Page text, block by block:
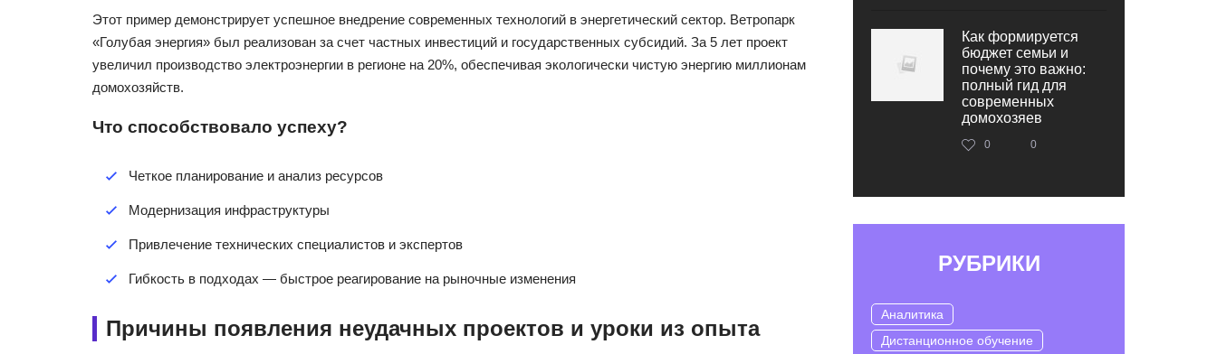
Этот пример демонстрирует успешное внедрение современных технологий в энергетический сектор. Ветропарк
«Голубая энергия» был реализован за счет частных инвестиций и государственных субсидий. За 5 лет проект
увеличил производство электроэнергии в регионе на 20%, обеспечивая экологически чистую энергию миллионам
домохозяйств.
Что способствовало успеху?
Четкое планирование и анализ ресурсов
Модернизация инфраструктуры
Привлечение технических специалистов и экспертов
Гибкость в подходах — быстрое реагирование на рыночные изменения
Причины появления неудачных проектов и уроки из опыта
Как формируется
бюджет семьи и
почему это важно:
полный гид для
современных
домохозяев
0 0
РУБРИКИ
Аналитика
Дистанционное обучение